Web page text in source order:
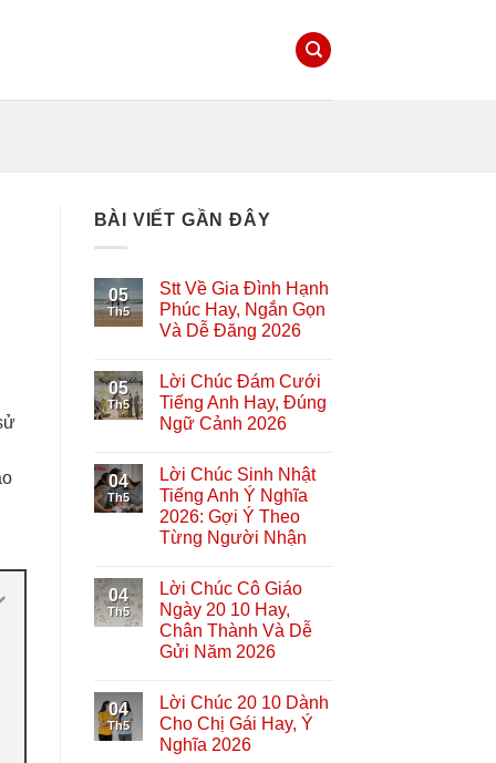
BÀI VIẾT GẦN ĐÂY
05
Th5
Stt Về Gia Đình Hạnh
Phúc Hay, Ngắn Gọn
Và Dễ Đăng 2026
05
Th5
Lời Chúc Đám Cưới
Tiếng Anh Hay, Đúng
Ngữ Cảnh 2026
04
Th5
Lời Chúc Sinh Nhật
Tiếng Anh Ý Nghĩa
2026: Gợi Ý Theo
Từng Người Nhận
04
Th5
Lời Chúc Cô Giáo
Ngày 20 10 Hay,
Chân Thành Và Dễ
Gửi Năm 2026
04
Th5
Lời Chúc 20 10 Dành
Cho Chị Gái Hay, Ý
Nghĩa 2026